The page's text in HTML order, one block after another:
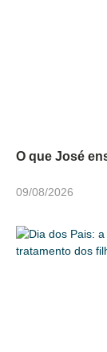
O que José
09/08/2026